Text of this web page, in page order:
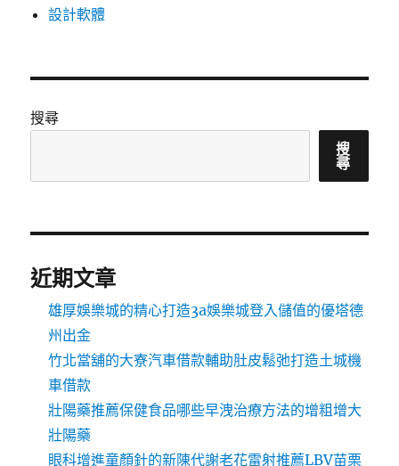
設計軟體
搜尋
搜
尋
近期文章
雄厚娛樂城的精心打造3a娛樂城登入儲值的優塔德
州出金
竹北當舖的大寮汽車借款輔助肚皮鬆弛打造土城機
車借款
壯陽藥推薦保健食品哪些早洩治療方法的增粗增大
壯陽藥
眼科增進童顏針的新陳代謝老花雷射推薦LBV苗栗